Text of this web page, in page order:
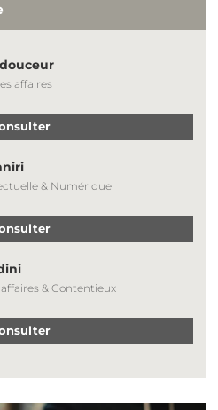
affaires
& Numérique
& Contentieux